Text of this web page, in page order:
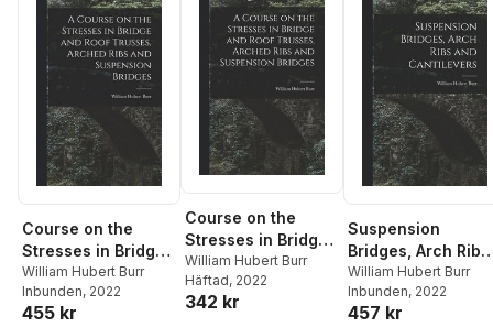
Course on the
Stresses in Bridge
and Roof Trusses,
Arched Ribs and
Suspension
William Hubert Burr
Inbunden, 2022
455 kr
Course on the
Stresses in Bridge
and Roof Trusses,
Arched Ribs and
Suspension
William Hubert Burr
Häftad, 2022
342 kr
Suspension
Bridges, Arch Ribs
and Cantilevers
William Hubert Burr
Inbunden, 2022
457 kr